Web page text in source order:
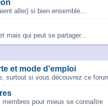
aller) si bien ensemble...
mais qui peut se partager...
et mode d'emploi
surtout si vous découvrez ce
membres pour mieux se connaître